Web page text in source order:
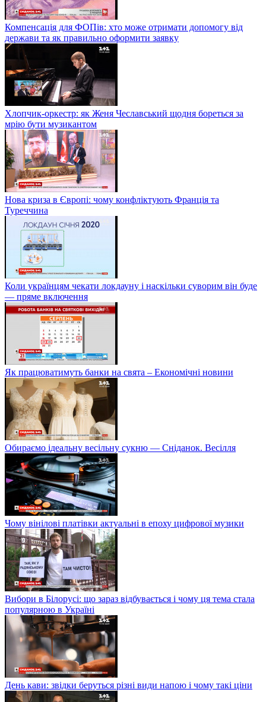
Компенсація для ФОПів: хто може отримати допомогу від
держави та як правильно оформити заявку
Хлопчик-оркестр: як Женя Чеславський щодня бореться за
мрію бути музикантом
Нова криза в Європі: чому конфліктують Франція та
Туреччина
Коли українцям чекати локдауну і наскільки суворим він буде
— пряме включення
Як працюватимуть банки на свята – Економічні новини
Обираємо ідеальну весільну сукню — Сніданок. Весілля
Чому вінілові платівки актуальні в епоху цифрової музики
Вибори в Білорусі: що зараз відбувається і чому ця тема стала
популярною в Україні
День кави: звідки беруться різні види напою і чому такі ціни